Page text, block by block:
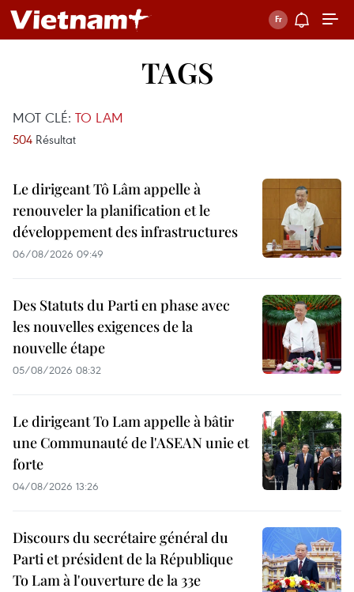
TAGS
MOT CLÉ: TO LAM
504 Résultat
Le dirigeant Tô Lâm appelle à
renouveler la planification et le
développement des infrastructures
06/08/2026 09:49
Des Statuts du Parti en phase avec
les nouvelles exigences de la
nouvelle étape
05/08/2026 08:32
Le dirigeant To Lam appelle à bâtir
une Communauté de l'ASEAN unie et
forte
04/08/2026 13:26
Discours du secrétaire général du
Parti et président de la République
To Lam à l'ouverture de la 33e